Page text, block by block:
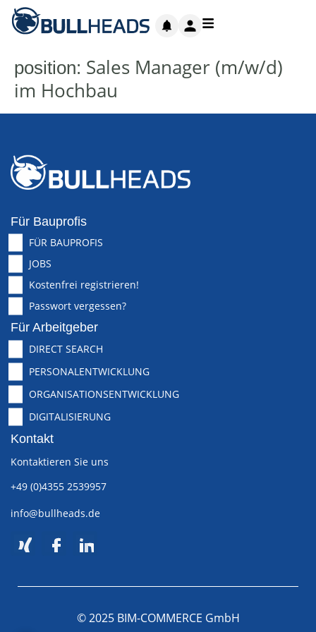
position: Sales Manager (m/w/d)
im Hochbau
Für Bauprofis
FÜR BAUPROFIS
JOBS
Kostenfrei registrieren!
Passwort vergessen?
Für Arbeitgeber
DIRECT SEARCH
PERSONALENTWICKLUNG
ORGANISATIONSENTWICKLUNG
DIGITALISIERUNG
Kontakt
Kontaktieren Sie uns
+49 (0)4355 2539957
info@bullheads.de
© 2025 BIM-COMMERCE GmbH